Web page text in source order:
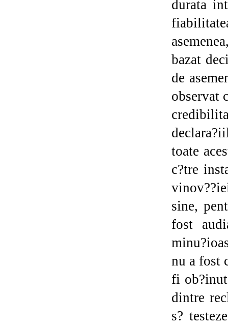
durata
bazat
de
observat
toate
c?tre
sine,
fost
nu a fost
fi
dintre
s?